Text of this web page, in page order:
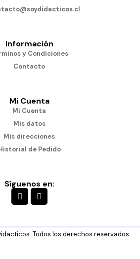
Información
y Condiciones
Contacto
Mi Cuenta
Mi Cuenta
Mis datos
Mis direcciones
de Pedido
Síguenos en:
Todos los derechos reservados.